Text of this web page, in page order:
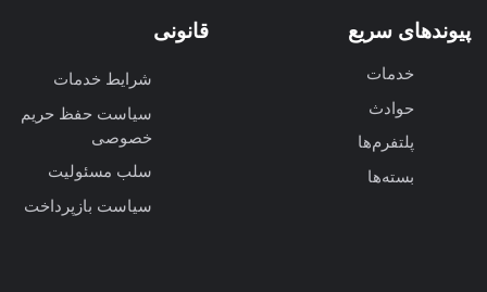
پیوندهای سریع
خدمات
حوادث
پلتفرم‌ها
بسته‌ها
قانونی
شرایط خدمات
سیاست حفظ حریم
خصوصی
سلب مسئولیت
سیاست بازپرداخت